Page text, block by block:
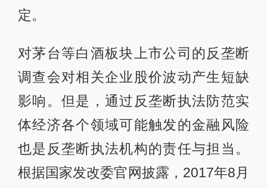
定。
对茅台等白酒板块上市公司的反垄断
调查会对相关企业股价波动产生短缺
影响。但是，通过反垄断执法防范实
体经济各个领域可能触发的金融风险
也是反垄断执法机构的责任与担当。
根据国家发改委官网披露，2017年8月